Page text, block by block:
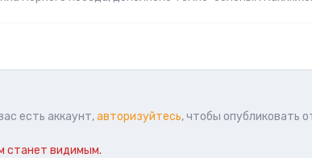
есть аккаунт,авторизуйтесь, чтобы опубликовать
станет видимым.